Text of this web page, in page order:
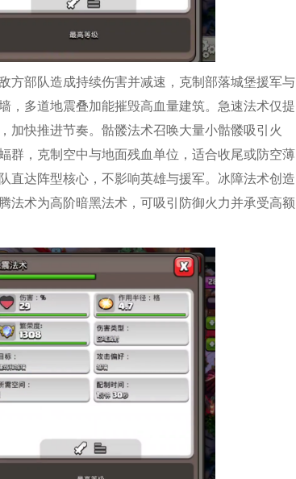
方部队造成持续伤害并减速，克制部落城堡援军与
，多道地震叠加能摧毁高血量建筑。急速法术仅提
加快推进节奏。骷髅法术召唤大量小骷髅吸引火
群，克制空中与地面残血单位，适合收尾或防空薄
直达阵型核心，不影响英雄与援军。冰障法术创造
法术为高阶暗黑法术，可吸引防御火力并承受高额